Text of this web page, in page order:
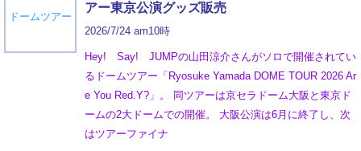
ドームツアー
アー東京公演グッズ販売
2026/7/24 am10時
Hey! Say! JUMPの山田涼介さんがソロで開催されてい
るドームツアー「Ryosuke Yamada DOME TOUR 2026 Ar
e You Red.Y?」。 同ツアーは京セラドーム大阪と東京ド
ームの2大ドームでの開催。 大阪公演は6月に終了し、次
はツアーファイナ